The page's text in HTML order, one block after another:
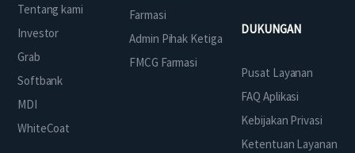
Tentang kami
Investor
Grab
Softbank
MDI
WhiteCoat
Farmasi
Admin Pihak Ketiga
FMCG Farmasi
DUKUNGAN
Pusat Layanan
FAQ Aplikasi
Kebijakan Privasi
Ketentuan Layanan